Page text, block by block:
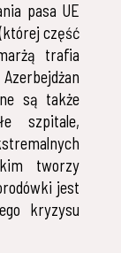
pasa UE
część
trafia
są także
szpitale,
tworzy
jest
kryzysu